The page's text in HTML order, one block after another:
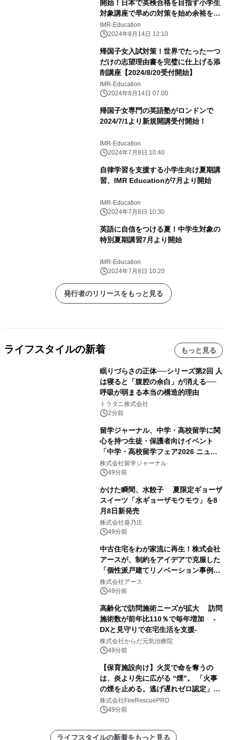
開始！日本で英検合格を目指す小学生
対象講座で早めの対策を始め余裕を持
とう！
IMR-Education
2024年8月14日 12:10
帰国子女入試対策！世界でたった一つ
だけの志望理由書を完璧に仕上げる添
削講座【2024/8/20受付開始】
IMR-Education
2024年8月14日 07:00
帰国子女専門の英語塾がロンドンで
2024/7/1より新規開講受付開始！
IMR-Education
2024年7月8日 10:40
自律学習を支援する小学生向け夏期講
習、IMR Educationが7月より開始
IMR-Education
2024年7月8日 10:30
英語に自信をつける夏！中学生対象の
特別夏期講習7月より開始
IMR-Education
2024年7月8日 10:20
発行者のリリースをもっと見る
ライフスタイルの新着 もっと見る
眠りづらさの正体──シリーズ第2回 人
は寝ると「腹腔の余白」が消える──
呼吸が弱まる本当の構造的理由
トラタニ株式会社
2分前
留学ジャーナル、中学・高校留学に関
心を持つ生徒・保護者向けイベント
「中学・高校留学フェア2026 ニュー
ジーランド＆オーストラリア」を
9/12(土)に開催
株式会社留学ジャーナル
49分前
かけた瞬間、水餃子 夏限定ギョーザ
スイーツ「水ギョーザモウモウ」を8
月8日新発売
株式会社葵乃庄
49分前
中古住宅をわが家流に再生！株式会社
アースが、制約をアイデアで克服した
「個性派戸建てリノベーション事例5
選」を公開
株式会社アース
49分前
高齢化で訪問施術ニーズが拡大 訪問
施術数が前年比110％で毎年増加 -
DXと見守りで在宅生活を支援-
株式会社からだ元気治療院
49分前
【保育施設向け】火災で命を奪うの
は、炎より先に広がる “煙”。 「火事
の煙を止める。逃げ遅れゼロ認定」提
供開始
株式会社FireRescuePRO
49分前
ライフスタイルの新着をもっと見る